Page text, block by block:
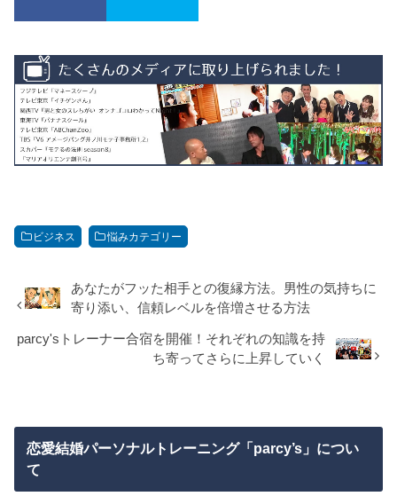
ビジネス 悩みカテゴリー
あなたがフッた相手との復縁方法。男性の気持ちに
寄り添い、信頼レベルを倍増させる方法
parcy'sトレーナー合宿を開催！それぞれの知識を持
ち寄ってさらに上昇していく
恋愛結婚パーソナルトレーニング「parcy’s」につい
て